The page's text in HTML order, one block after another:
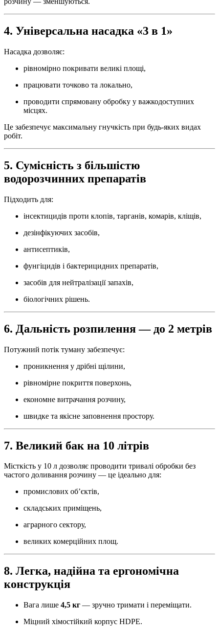
4. Універсальна насадка «3 в 1»
Насадка дозволяє:
рівномірно покривати великі площі,
працювати точково та локально,
проводити спрямовану обробку у важкодоступних
місцях.
Це забезпечує максимальну гнучкість при будь-яких видах
робіт.
5. Сумісність з більшістю
водорозчинних препаратів
Підходить для:
інсектицидів проти клопів, тарганів, комарів, кліщів,
дезінфікуючих засобів,
антисептиків,
фунгіцидів і бактерицидних препаратів,
засобів для нейтралізації запахів,
біологічних рішень.
6. Дальність розпилення — до 2 метрів
Потужний потік туману забезпечує:
проникнення у дрібні щілини,
рівномірне покриття поверхонь,
економне витрачання розчину,
швидке та якісне заповнення простору.
7. Великий бак на 10 літрів
Місткість у 10 л дозволяє проводити тривалі обробки без
частого доливання розчину — це ідеально для:
промислових об’єктів,
складських приміщень,
аграрного сектору,
великих комерційних площ.
8. Легка, надійна та ергономічна
конструкція
Вага лише 4,5 кг — зручно тримати і переміщати.
Міцний хімостійкий корпус HDPE.